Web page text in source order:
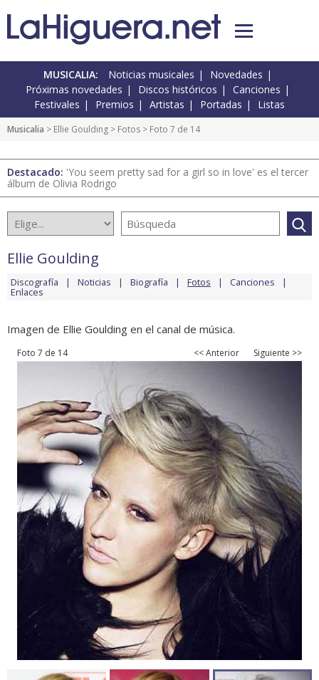
MUSICALIA: Noticias musicales
Novedades
Próximas novedades
Discos históricos
Canciones
Festivales
Premios Artistas Portadas Listas
Musicalia > Ellie Goulding > Fotos > Foto 7 de 14
Destacado: 'You seem pretty sad for a girl so in love' es el tercer
álbum de Olivia Rodrigo
Ellie Goulding
Discografía Noticias Biografía Fotos Canciones
Enlaces
Imagen de Ellie Goulding en el canal de música.
Foto 7 de 14 << Anterior Siguiente >>